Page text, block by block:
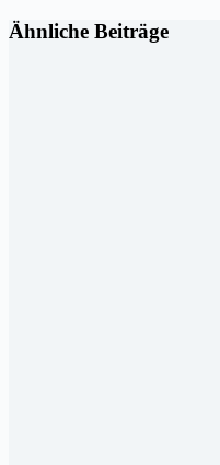
Ähnliche Beiträge